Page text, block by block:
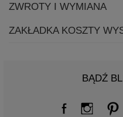
ZWROTY I WYMIANA
ZAKŁADKA KOSZTY
BĄDŹ